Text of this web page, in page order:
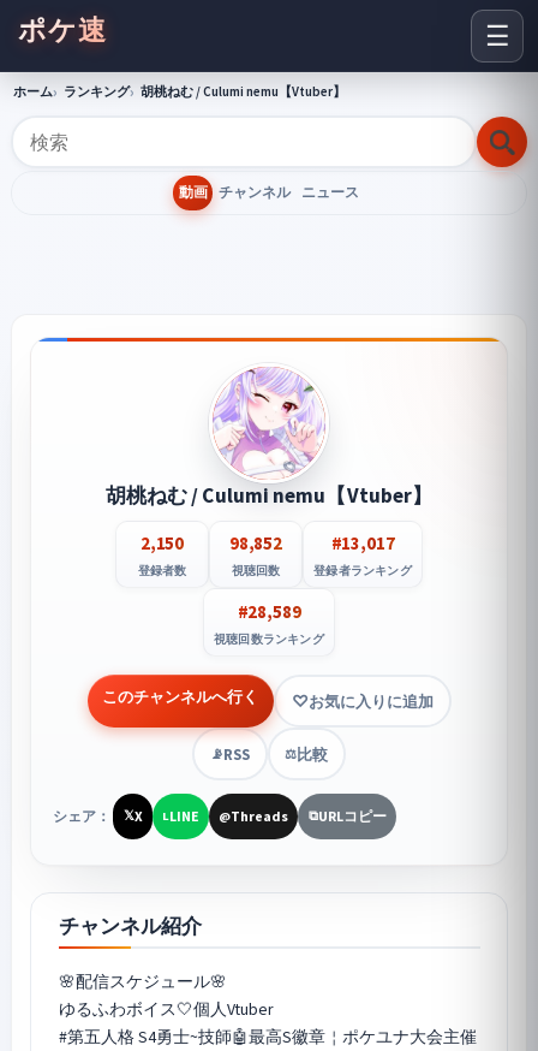
☰
ポケ速
ホーム ランキング 胡桃ねむ / Culumi nemu【Vtuber】
動画 チャンネル ニュース
胡桃ねむ / Culumi nemu【Vtuber】
2,150
登録者数
98,852
視聴回数
#13,017
登録者ランキング
#28,589
視聴回数ランキング
このチャンネルへ行く お気に入りに追加
📡RSS ⚖️比較
シェア： 𝕏X LLINE @Threads ⧉URLコピー
チャンネル紹介
🌸配信スケジュール🌸
ゆるふわボイス🤍個人Vtuber
#第五人格 S4勇士~技師🤖最高S徽章￤ポケユナ大会主催